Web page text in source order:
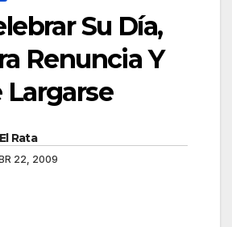
Su Día,
Renuncia Y
Largarse
El Rata
22, 2009